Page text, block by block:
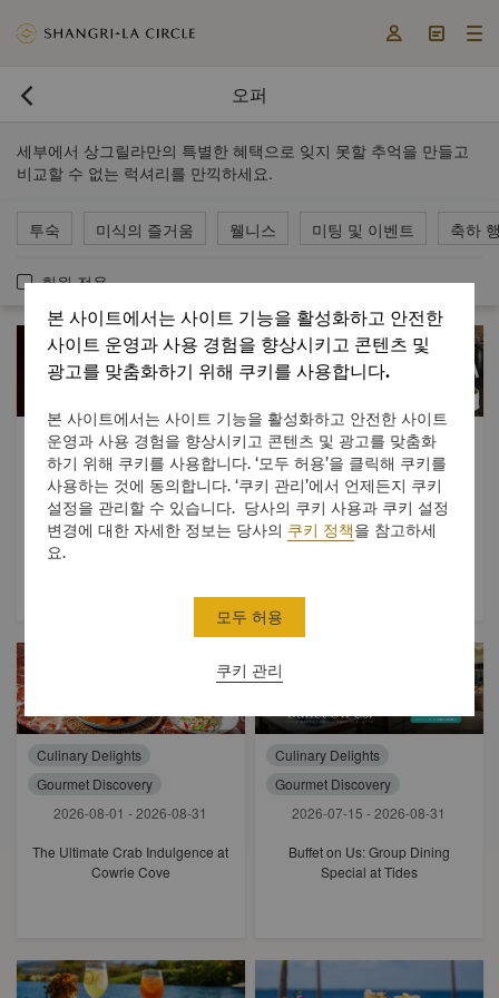
  
 오퍼
세부에서 상그릴라만의 특별한 혜택으로 잊지 못할 추억을 만들고
비교할 수 없는 럭셔리를 만끽하세요.
투숙 미식의 즐거움 웰니스 미팅 및 이벤트 축하
회원 전용
Culinary Delights
Festive Delights
Gourmet Discovery
2026-09-18 - 2026-09-27
Mid-Autumn Feast at Tea of
Culinary Delights
Festive Delights
Gourmet Discovery
2026-08-01 - 2026-08-31
The Filipino Grill Market at Buko
Culinary Delights
Gourmet Discovery
2026-08-01 - 2026-08-31
The Ultimate Crab Indulgence at
Cowrie Cove
Culinary Delights
Gourmet Discovery
2026-07-15 - 2026-08-31
Buffet on Us: Group Dining
Special at Tides
본 사이트에서는 사이트 기능을 활성화하고 안전한
사이트 운영과 사용 경험을 향상시키고 콘텐츠 및
광고를 맞춤화하기 위해 쿠키를 사용합니다.
본 사이트에서는 사이트 기능을 활성화하고 안전한 사이트
운영과 사용 경험을 향상시키고 콘텐츠 및 광고를 맞춤화
하기 위해 쿠키를 사용합니다. ‘모두 허용’을 클릭해 쿠키를
사용하는 것에 동의합니다. ‘쿠키 관리’에서 언제든지 쿠키
설정을 관리할 수 있습니다. 당사의 쿠키 사용과 쿠키 설정
변경에 대한 자세한 정보는 당사의 쿠키 정책을 참고하세
요.
쿠키 관리
모두 허용